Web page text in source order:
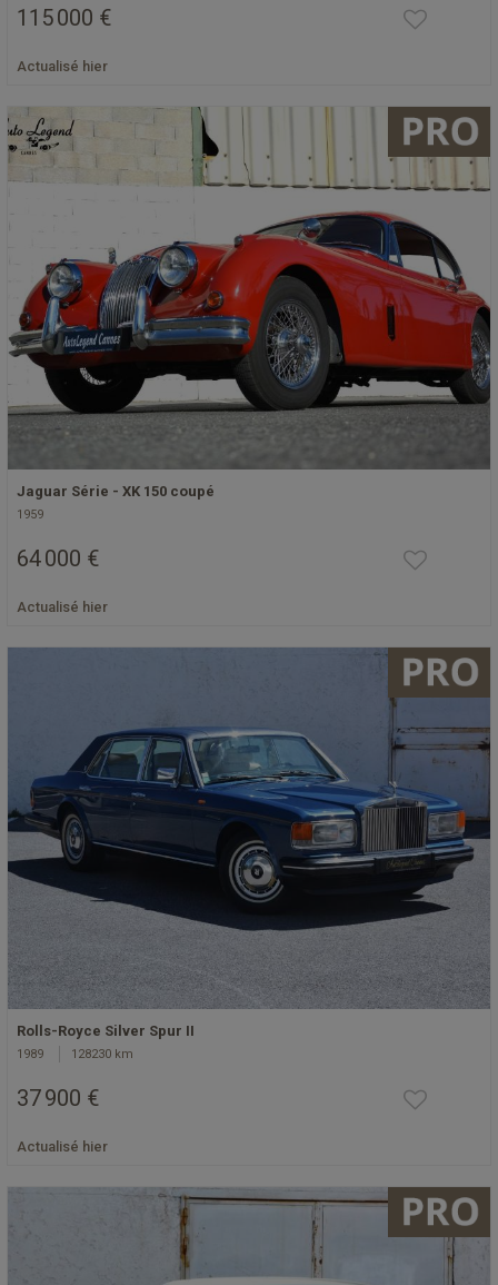
115 000 €
Actualisé hier
Jaguar Série - XK 150 coupé
1959
64 000 €
Actualisé hier
Rolls-Royce Silver Spur II
1989 128230 km
37 900 €
Actualisé hier